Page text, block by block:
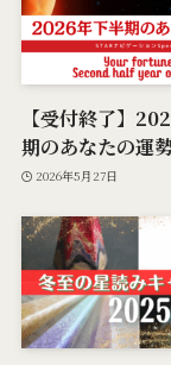
【受付終了】
期のあなたの運
2026年5月27日